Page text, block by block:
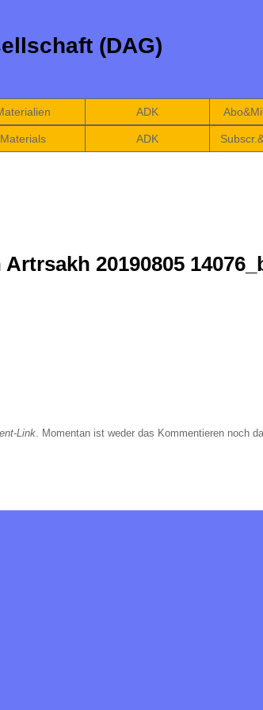
(DAG)
ADK
Materials ADK
20190805
Link. Momentan ist weder das Kommentieren noch